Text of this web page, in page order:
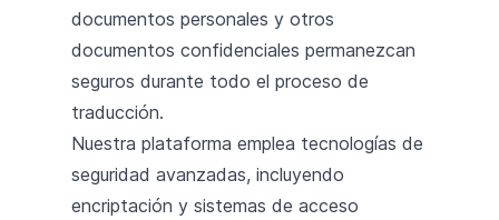
documentos personales y otros
documentos confidenciales permanezcan
seguros durante todo el proceso de
traducción.
Nuestra plataforma emplea tecnologías de
seguridad avanzadas, incluyendo
encriptación y sistemas de acceso